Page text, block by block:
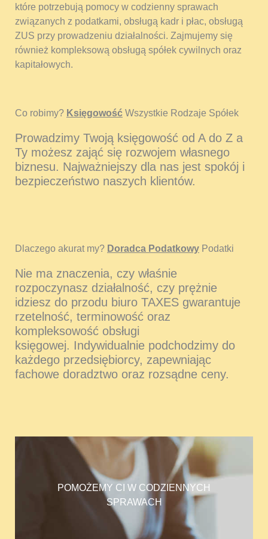
które potrzebują pomocy w codzienny sprawach
związanych z podatkami, obsługą kadr i płac, obsługą
ZUS przy prowadzeniu działalności. Zajmujemy się
również kompleksową obsługą spółek cywilnych oraz
kapitałowych.
Co robimy? Księgowość Wszystkie Rodzaje Spółek
Prowadzimy Twoją księgowość od A do Z a
Ty możesz zająć się rozwojem własnego
biznesu. Najważniejszy dla nas jest spokój i
bezpieczeństwo naszych klientów.
Dlaczego akurat my? Doradca Podatkowy Podatki
Nie ma znaczenia, czy właśnie
rozpoczynasz działalność, czy prężnie
idziesz do przodu biuro TAXES gwarantuje
rzetelność, terminowość oraz
kompleksowość obsługi
księgowej. Indywidualnie podchodzimy do
każdego przedsiębiorcy, zapewniając
fachowe doradztwo oraz rozsądne ceny.
POMOŻEMY CI W CODZIENNYCH
SPRAWACH